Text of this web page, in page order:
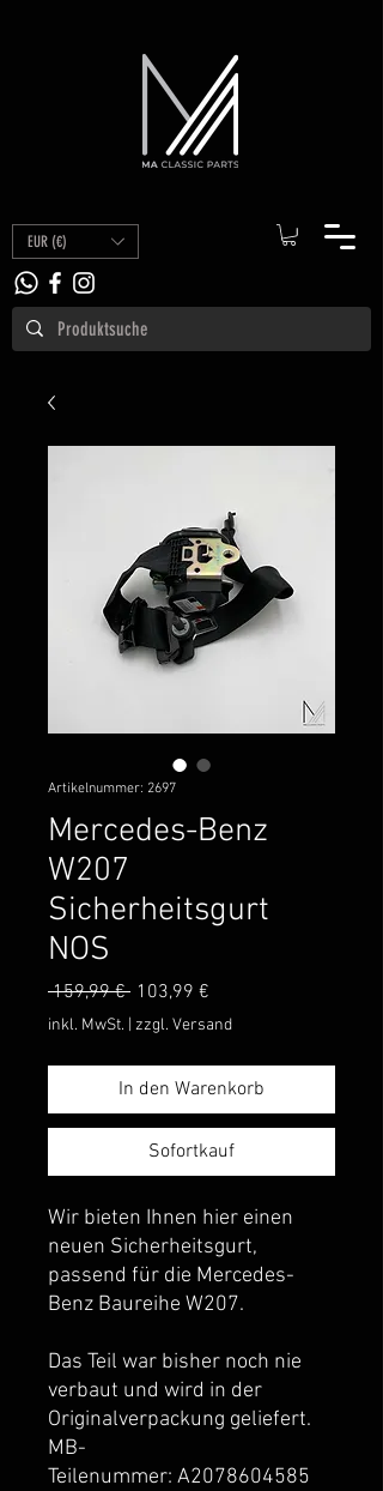
EUR (€)
Artikelnummer: 2697
Mercedes-Benz
W207
Sicherheitsgurt
NOS
159,99 € Standardpreis
103,99 €
Preis
inkl. MwSt. zzgl. Versand
In den Warenkorb
Sofortkauf
Wir bieten Ihnen hier einen
neuen Sicherheitsgurt,
passend für die Mercedes-
Benz Baureihe W207.
Das Teil war bisher noch nie
verbaut und wird in der
Originalverpackung geliefert.
MB-
Teilenummer: A2078604585